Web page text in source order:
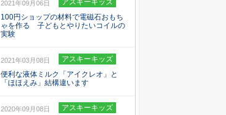
2021年09月06日
アスキーキッズ
100円ショップの材料で電磁石おもち
ゃを作る 子どもとやりたいコイルの
実験
2021年03月08日
アスキーキッズ
便利な液体ミルク「アイクレオ」と
「ほほえみ」結構違います
2020年09月08日
アスキーキッズ